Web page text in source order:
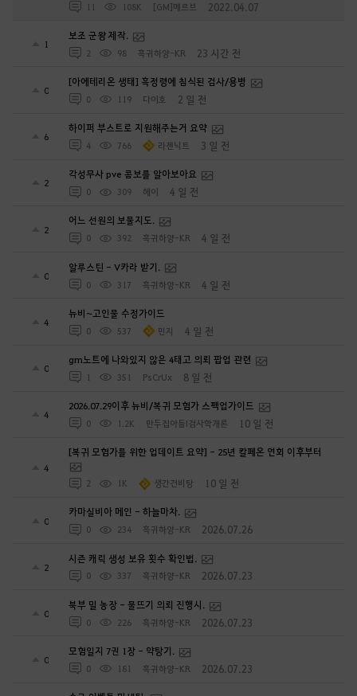
11 108K [GM]메르브 2022.04.07
1
보조 군왕 제작.
2 98 흑귀하양-KR 23 시간 전
0
[아에테리온 생태] 흑정령에 침식된 검사/용병
0 119 다이호 2 일 전
6
하이퍼 부스트로 지원해주는거 요약
4 766 라젠닉트 3 일 전
2
각성무사 pve 콤보를 알아보아요
0 309 헤이 4 일 전
2
어느 선원의 보물지도.
0 392 흑귀하양-KR 4 일 전
0
알루스틴 - V카라 받기.
0 317 흑귀하양-KR 4 일 전
4
뉴비~고인물 수정가이드
0 537 민지 4 일 전
0
gm노트에 나와있지 않은 4태고 의뢰 팝업 관련
1 351 PsCrUx 8 일 전
4
2026.07.29이후 뉴비/복귀 모험가 스펙업가이드
0 1.2K 만두집아들I검사학개론 10 일 전
4
[복귀 모험가를 위한 업데이트 요약] - 25년 칼페온 연회 이후부터
2 1K 생간건비탕 10 일 전
0
카마실비아 메인 - 하늘마차.
0 234 흑귀하양-KR 2026.07.26
2
시즌 캐릭 생성 보유 횟수 확인법.
0 337 흑귀하양-KR 2026.07.23
0
북부 밀 농장 - 물뜨기 의뢰 진행시.
0 226 흑귀하양-KR 2026.07.23
0
모험일지 7권 1장 - 약탕기.
0 181 흑귀하양-KR 2026.07.23